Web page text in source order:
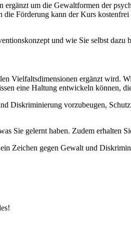
um die Gewaltformen der
Förderung kann der Kurs
und wie Sie selbst
Vielfaltsdimensionen ergänzt wird.
eine Haltung entwickeln können,
Diskriminierung vorzubeugen,
Sie gelernt haben. Zudem erhalten
Zeichen gegen Gewalt und